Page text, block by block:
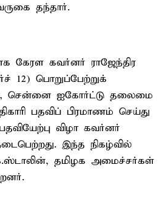
தந்தார்.
கேரள கவர்னர் ராஜேந்திர
12) பொறுப்பேற்றுக்
சென்னை ஐகோர்ட்டு தலைமை
பதவிப் பிரமாணம் செய்து
விழா கவர்னர்
இந்த நிகழ்வில்
தமிழக அமைச்சர்கள்